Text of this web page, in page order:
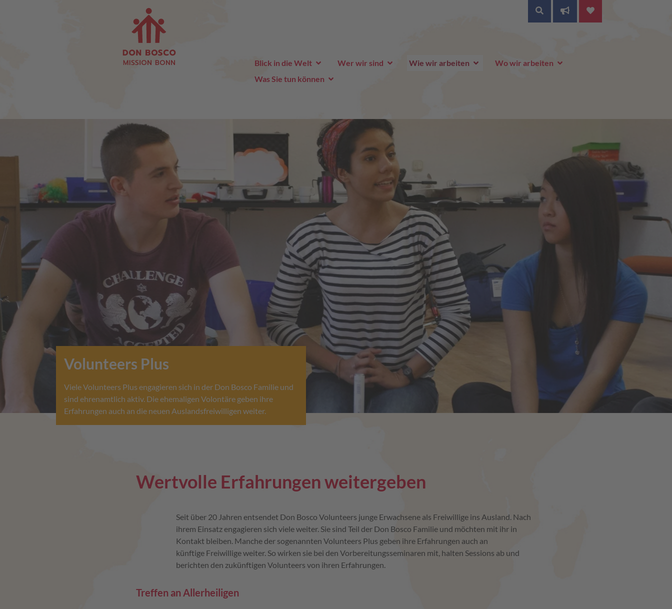
SUCHE
Blick in die Welt Wer wir sind Wie wir arbeiten
Wo wir arbeiten
Was Sie tun können
Volunteers Plus
Viele Volunteers Plus engagieren sich in der Don Bosco Familie und
sind ehrenamtlich aktiv. Die ehemaligen Volontäre geben ihre
Erfahrungen auch an die neuen Auslandsfreiwilligen weiter.
Wertvolle Erfahrungen weitergeben
Seit über 20 Jahren entsendet Don Bosco Volunteers junge Erwachsene als Freiwillige ins Ausland. Nach
ihrem Einsatz engagieren sich viele weiter. Sie sind Teil der Don Bosco Familie und möchten mit ihr in
Kontakt bleiben. Manche der sogenannten Volunteers Plus geben ihre Erfahrungen auch an
künftige Freiwillige weiter. So wirken sie bei den Vorbereitungsseminaren mit, halten Sessions ab und
berichten den zukünftigen Volunteers von ihren Erfahrungen.
Treffen an Allerheiligen